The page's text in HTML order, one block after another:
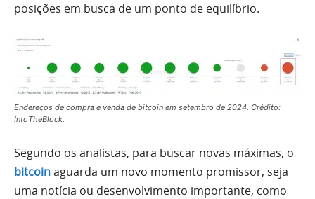
posições em busca de um ponto de equilíbrio.
Endereços de compra e venda de bitcoin em setembro de 2024. Crédito:
IntoTheBlock.
Segundo os analistas, para buscar novas máximas, o
bitcoinaguarda um novo momento promissor, seja
uma notícia ou desenvolvimento importante, como